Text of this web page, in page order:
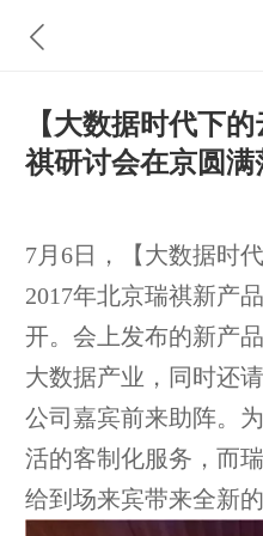
【大数据时代下
祺研讨会在京圆满
7月6日，【大数据时
2017年北京瑞祺新产
开。会上发布的新产
大数据产业，同时还
公司嘉宾前来助阵。
活的客制化服务，而
给到场来宾带来全新